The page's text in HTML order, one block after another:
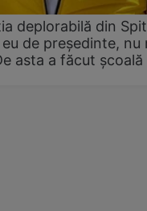
deplorabilă din
de președinte, nu
asta a făcut școală